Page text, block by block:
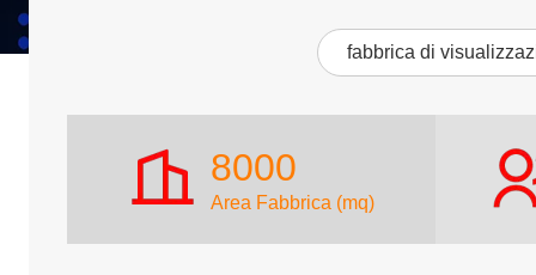
fabbrica di
8000
Area Fabbrica (mq)